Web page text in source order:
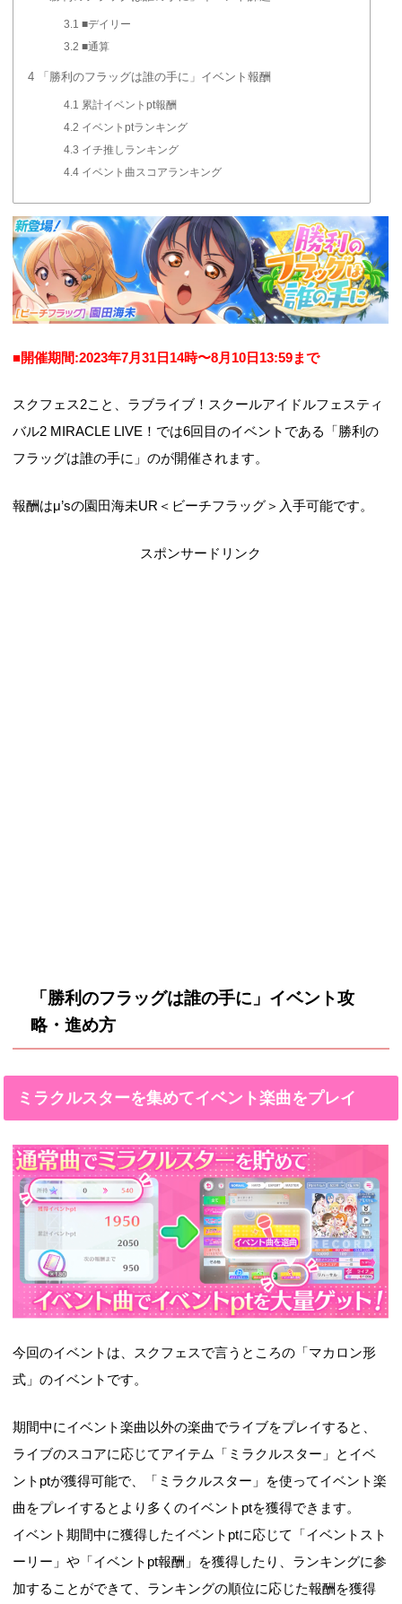
3.1 ■デイリー
3.2 ■通算
4 「勝利のフラッグは誰の手に」イベント報酬
4.1 累計イベントpt報酬
4.2 イベントptランキング
4.3 イチ推しランキング
4.4イベント曲スコアランキング
■開催期間:2023年7月31日14時〜8月10日13:59まで
スクフェス2こと、ラブライブ！スクールアイドルフェスティ
バル2 MIRACLE LIVE！では6回目のイベントである「勝利の
フラッグは誰の手に」のが開催されます。
報酬はμ’sの園田海未UR＜ビーチフラッグ＞入手可能です。
スポンサードリンク
「勝利のフラッグは誰の手に」イベント攻
略・進め方
ミラクルスターを集めてイベント楽曲をプレイ
今回のイベントは、スクフェスで言うところの「マカロン形
式」のイベントです。
期間中にイベント楽曲以外の楽曲でライブをプレイすると、
ライブのスコアに応じてアイテム「ミラクルスター」とイベ
ントptが獲得可能で、「ミラクルスター」を使ってイベント楽
曲をプレイするとより多くのイベントptを獲得できます。
イベント期間中に獲得したイベントptに応じて「イベントスト
ーリー」や「イベントpt報酬」を獲得したり、ランキングに参
加することができて、ランキングの順位に応じた報酬を獲得